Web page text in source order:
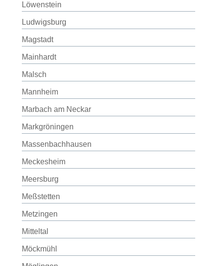
Löwenstein
Ludwigsburg
Magstadt
Mainhardt
Malsch
Mannheim
Marbach am Neckar
Markgröningen
Massenbachhausen
Meckesheim
Meersburg
Meßstetten
Metzingen
Mitteltal
Möckmühl